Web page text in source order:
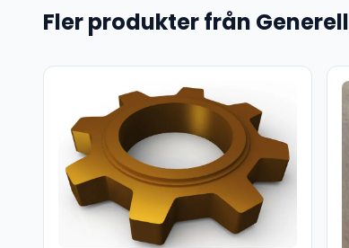
Fler produkter från Generell